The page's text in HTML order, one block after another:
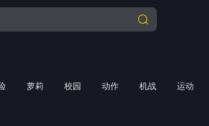
萝莉 校园 动作 机战 运动